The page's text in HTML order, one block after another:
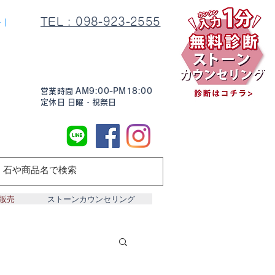
TEL : 098-923-2555
営業時間 AM9:00-PM18:00
定休日 日曜・祝祭日
売 ストーンカウンセリング